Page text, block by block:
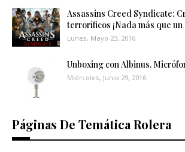
Assassins Creed Syndicate:
terroríficos ¡Nada más que
Lunes, Mayo 23, 2016
Unboxing con Albinus.
Miércoles, Junio 29, 2016
Páginas De Temática Rolera